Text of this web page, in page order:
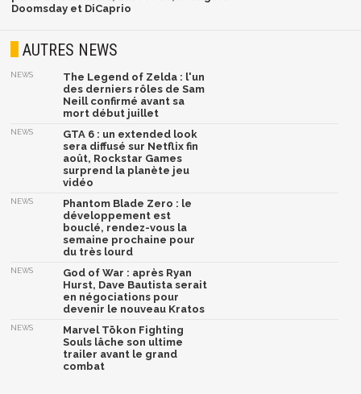
Doomsday et DiCaprio
AUTRES NEWS
NEWS
The Legend of Zelda : l'un
des derniers rôles de Sam
Neill confirmé avant sa
mort début juillet
NEWS
GTA 6 : un extended look
sera diffusé sur Netflix fin
août, Rockstar Games
surprend la planète jeu
vidéo
NEWS
Phantom Blade Zero : le
développement est
bouclé, rendez-vous la
semaine prochaine pour
du très lourd
NEWS
God of War : après Ryan
Hurst, Dave Bautista serait
en négociations pour
devenir le nouveau Kratos
NEWS
Marvel Tōkon Fighting
Souls lâche son ultime
trailer avant le grand
combat